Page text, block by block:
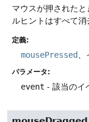
マウスが押されたと
ルヒントはすべて消
定義:
mousePressed
パラメータ:
event - 該当のイ